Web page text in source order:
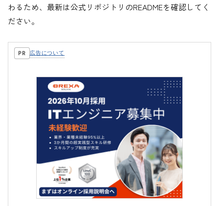
わるため、最新は公式リポジトリのREADMEを確認してく
ださい。
PR 広告について